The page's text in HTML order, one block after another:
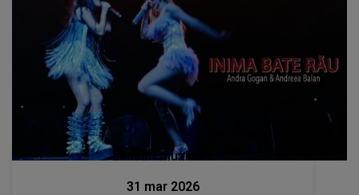
Lansări muzicale
31 mar 2026